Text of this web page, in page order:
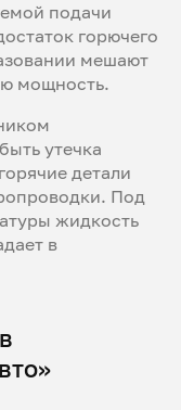
подачи
горючего
мешают
мощность.
утечка
детали
Под
жидкость
в